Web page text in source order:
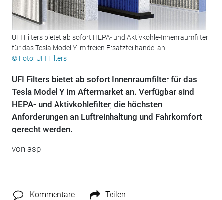
UFI Filters bietet ab sofort HEPA- und Aktivkohle-Innenraumfilter
für das Tesla Model Y im freien Ersatzteilhandel an.
© Foto: UFI Filters
UFI Filters bietet ab sofort Innenraumfilter für das
Tesla Model Y im Aftermarket an. Verfügbar sind
HEPA- und Aktivkohlefilter, die höchsten
Anforderungen an Luftreinhaltung und Fahrkomfort
gerecht werden.
von asp
Kommentare Teilen